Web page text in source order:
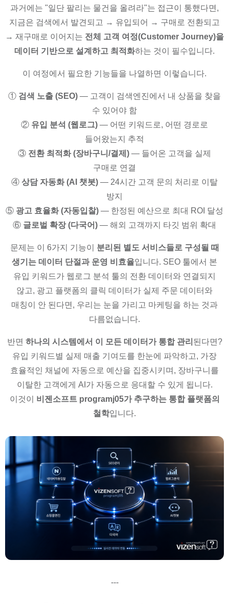
과거에는 "일단 팔리는 물건을 올려라"는 접근이 통했다면,
지금은 검색에서 발견되고 → 유입되어 → 구매로 전환되고
→ 재구매로 이어지는 전체 고객 여정(Customer Journey)을
데이터 기반으로 설계하고 최적화하는 것이 필수입니다.
이 여정에서 필요한 기능들을 나열하면 이렇습니다.
① 검색 노출 (SEO) — 고객이 검색엔진에서 내 상품을 찾을
수 있어야 함
② 유입 분석 (웹로그) — 어떤 키워드로, 어떤 경로로
들어왔는지 추적
③ 전환 최적화 (장바구니/결제) — 들어온 고객을 실제
구매로 연결
④ 상담 자동화 (AI 챗봇) — 24시간 고객 문의 처리로 이탈
방지
⑤ 광고 효율화 (자동입찰) — 한정된 예산으로 최대 ROI 달성
⑥ 글로벌 확장 (다국어) — 해외 고객까지 타깃 범위 확대
문제는 이 6가지 기능이 분리된 별도 서비스들로 구성될 때
생기는 데이터 단절과 운영 비효율입니다. SEO 툴에서 본
유입 키워드가 웹로그 분석 툴의 전환 데이터와 연결되지
않고, 광고 플랫폼의 클릭 데이터가 실제 주문 데이터와
매칭이 안 된다면, 우리는 눈을 가리고 마케팅을 하는 것과
다름없습니다.
반면 하나의 시스템에서 이 모든 데이터가 통합 관리 된다면?
유입 키워드별 실제 매출 기여도를 한눈에 파악하고, 가장
효율적인 채널에 자동으로 예산을 집중시키며, 장바구니를
이탈한 고객에게 AI가 자동으로 응대할 수 있게 됩니다.
이것이 비젠소프트 programj05가 추구하는 통합 플랫폼의
철학입니다.
---